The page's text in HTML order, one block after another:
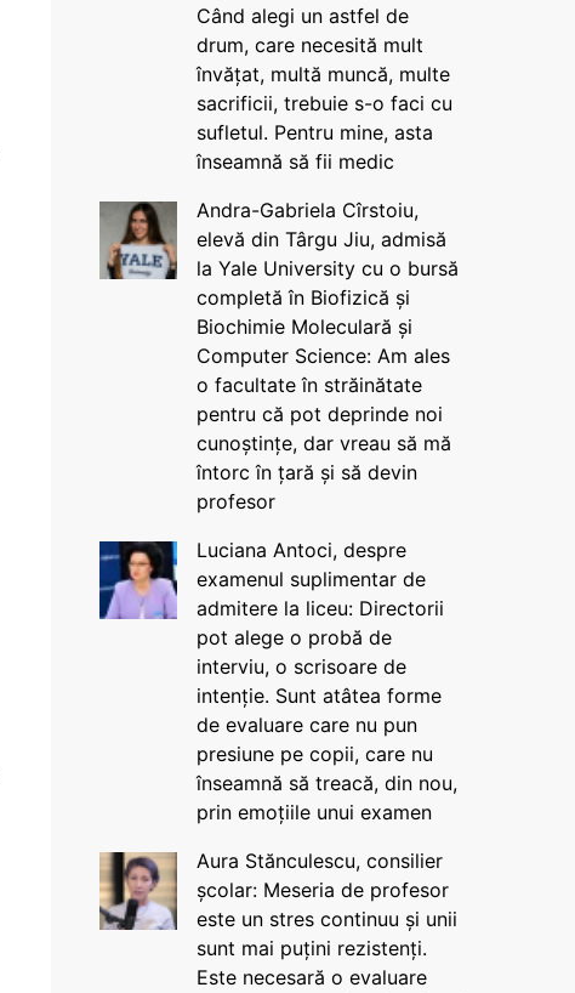
Când alegi un astfel de
drum, care necesită mult
învățat, multă muncă, multe
sacrificii, trebuie s-o faci cu
sufletul. Pentru mine, asta
înseamnă să fii medic
Andra-Gabriela Cîrstoiu,
elevă din Târgu Jiu, admisă
la Yale University cu o bursă
completă în Biofizică și
Biochimie Moleculară și
Computer Science: Am ales
o facultate în străinătate
pentru că pot deprinde noi
cunoștințe, dar vreau să mă
întorc în țară și să devin
profesor
Luciana Antoci, despre
examenul suplimentar de
admitere la liceu: Directorii
pot alege o probă de
interviu, o scrisoare de
intenție. Sunt atâtea forme
de evaluare care nu pun
presiune pe copii, care nu
înseamnă să treacă, din nou,
prin emoțiile unui examen
Aura Stănculescu, consilier
școlar: Meseria de profesor
este un stres continuu și unii
sunt mai puțini rezistenți.
Este necesară o evaluare